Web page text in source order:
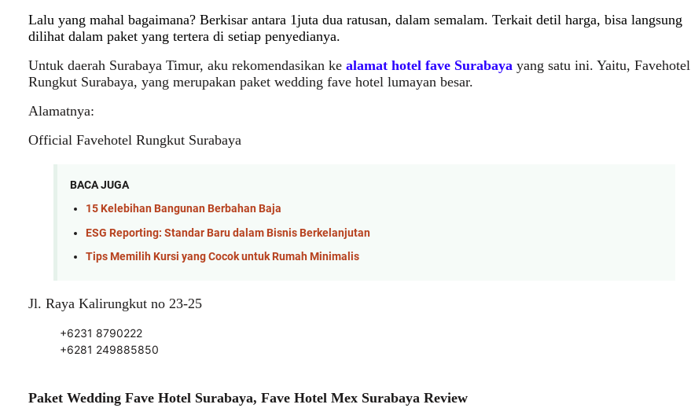
Lalu yang mahal bagaimana? Berkisar antara 1juta dua ratusan, dalam semalam. Terkait detil harga, bisa langsung
dilihat dalam paket yang tertera di setiap penyedianya.
Untuk daerah Surabaya Timur, aku rekomendasikan ke alamat hotel fave Surabaya yang satu ini. Yaitu, Favehotel
Rungkut Surabaya, yang merupakan paket wedding fave hotel lumayan besar.
Alamatnya:
Official Favehotel Rungkut Surabaya
BACA JUGA
15 Kelebihan Bangunan Berbahan Baja
ESG Reporting: Standar Baru dalam Bisnis Berkelanjutan
Tips Memilih Kursi yang Cocok untuk Rumah Minimalis
Jl. Raya Kalirungkut no 23-25
+6231 8790222
+6281 249885850
Paket Wedding Fave Hotel Surabaya, Fave Hotel Mex Surabaya Review